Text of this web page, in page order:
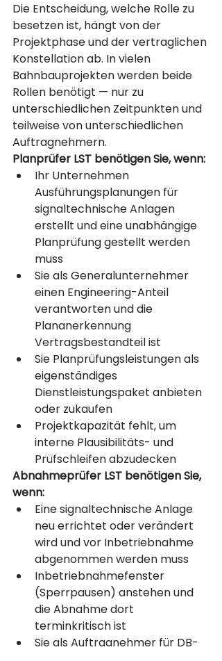
Die Entscheidung, welche Rolle zu
besetzen ist, hängt von der
Projektphase und der vertraglichen
Konstellation ab. In vielen
Bahnbauprojekten werden beide
Rollen benötigt — nur zu
unterschiedlichen Zeitpunkten und
teilweise von unterschiedlichen
Auftragnehmern.
Planprüfer LST benötigen Sie, wenn:
Ihr Unternehmen
Ausführungsplanungen für
signaltechnische Anlagen
erstellt und eine unabhängige
Planprüfung gestellt werden
muss
Sie als Generalunternehmer
einen Engineering-Anteil
verantworten und die
Plananerkennung
Vertragsbestandteil ist
Sie Planprüfungsleistungen als
eigenständiges
Dienstleistungspaket anbieten
oder zukaufen
Projektkapazität fehlt, um
interne Plausibilitäts- und
Prüfschleifen abzudecken
Abnahmeprüfer LST benötigen Sie,
wenn:
Eine signaltechnische Anlage
neu errichtet oder verändert
wird und vor Inbetriebnahme
abgenommen werden muss
Inbetriebnahmefenster
(Sperrpausen) anstehen und
die Abnahme dort
terminkritisch ist
Sie als Auftragnehmer für DB-